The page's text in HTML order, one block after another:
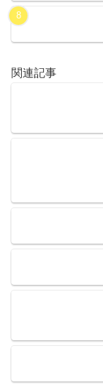
関連記事